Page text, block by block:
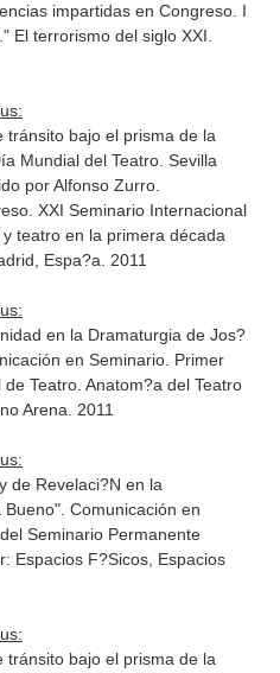
impartidas en Congreso. I
El terrorismo del siglo XXI.
tránsito bajo el prisma de la
Mundial del Teatro. Sevilla
por Alfonso Zurro.
XXI Seminario Internacional
teatro en la primera década
Espa?a. 2011
en la Dramaturgia de Jos?
en Seminario. Primer
Teatro. Anatom?a del Teatro
Arena. 2011
de Revelaci?N en la
Comunicación en
Seminario Permanente
Espacios F?Sicos, Espacios
tránsito bajo el prisma de la